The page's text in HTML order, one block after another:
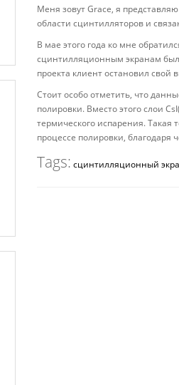
Меня зовут Grace, я
области сцинтилляторов и
В мае этого года ко мне
сцинтилляционным экранам
проекта клиент остановил
Стоит особо отметить, что
полировки. Вместо этого слои
термического испарения. Такая
процессе полировки, благодаря
Tags: сцинтилляционный